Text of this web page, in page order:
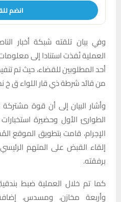
انضم
وفي بيان تلقته شبكة أخبار
العملية نُفذت استنادا إلى
أحد المطلوبين للقضاء، حيث تم
من قائد شرطة ذي قار اللواء ق خ
وأشار البيان إلى أن قوة
الطوارئ الأول وحضيرة
الإجرام، قامت بتطويق الموقع
إلقاء القبض على المتهم
برفقته.
كما تم خلال العملية ضبط
وأربعة مخازن، ومسدس،